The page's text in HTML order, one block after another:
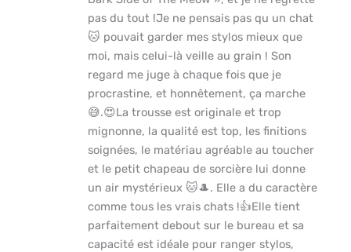
pas du tout !Je ne pensais pas qu un chat
🐱 pouvait garder mes stylos mieux que
moi, mais celui-là veille au grain ! Son
regard me juge à chaque fois que je
procrastine, et honnêtement, ça marche
😅.😍La trousse est originale et trop
mignonne, la qualité est top, les finitions
soignées, le matériau agréable au toucher
et le petit chapeau de sorcière lui donne
un air mystérieux 🐱🎩. Elle a du caractère
comme tous les vrais chats !👍Elle tient
parfaitement debout sur le bureau et sa
capacité est idéale pour ranger stylos,